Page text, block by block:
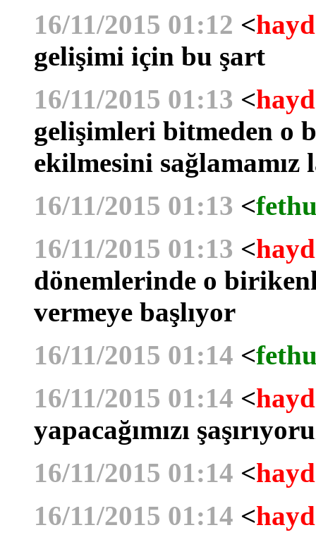
16/11/2015 01:12 <
gelişimi için bu şart
16/11/2015 01:13 <
gelişimleri bitmeden o
ekilmesini sağlamamız
16/11/2015 01:13 <
16/11/2015 01:13 <
dönemlerinde o
vermeye başlıyor
16/11/2015 01:14 <
16/11/2015 01:14 <
yapacağımızı
16/11/2015 01:14 <
16/11/2015 01:14 <